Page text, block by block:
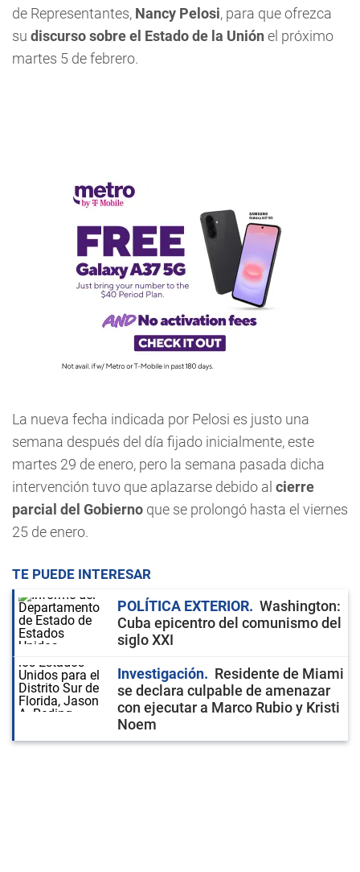
de Representantes, Nancy Pelosi, para que ofrezca
su discurso sobre el Estado de la Unión el próximo
martes 5 de febrero.
La nueva fecha indicada por Pelosi es justo una
semana después del día fijado inicialmente, este
martes 29 de enero, pero la semana pasada dicha
intervención tuvo que aplazarse debido al cierre
parcial del Gobierno que se prolongó hasta el viernes
25 de enero.
TE PUEDE INTERESAR
POLÍTICA EXTERIOR
Washington:
Cuba epicentro del comunismo del
siglo XXI
Investigación
Residente de Miami
se declara culpable de amenazar
con ejecutar a Marco Rubio y Kristi
Noem